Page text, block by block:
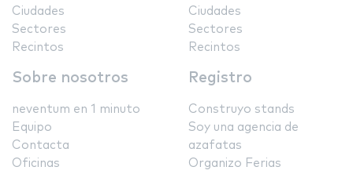
Ciudades
Sectores
Recintos
Ciudades
Sectores
Recintos
Sobre nosotros
neventum en 1 minuto
Equipo
Contacta
Oficinas
Registro
Construyo stands
Soy una agencia de
azafatas
Organizo Ferias